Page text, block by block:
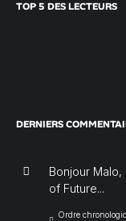
TOP 5 DES LECTEURS
DERNIERS
Bonjour
of Future...
Ordre